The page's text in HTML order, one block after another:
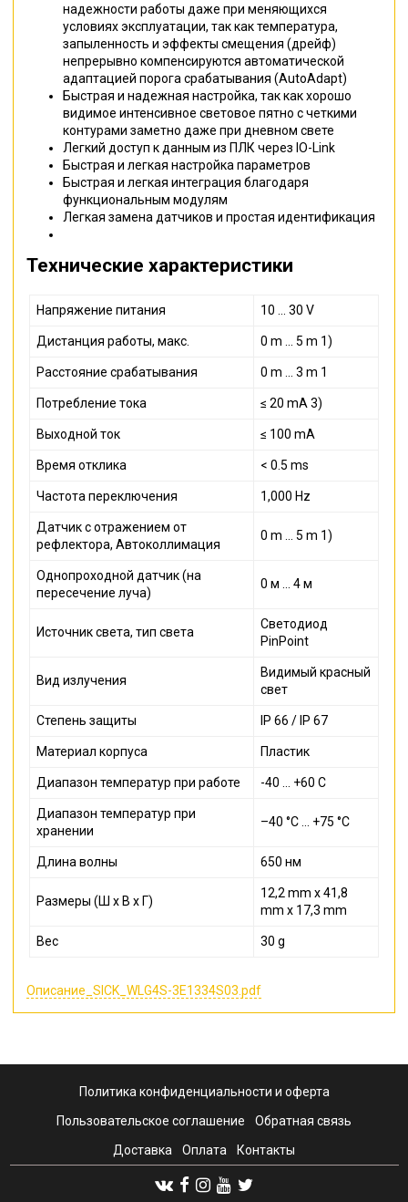
надежности работы даже при меняющихся
условиях эксплуатации, так как температура,
запыленность и эффекты смещения (дрейф)
непрерывно компенсируются автоматической
адаптацией порога срабатывания (AutoAdapt)
Быстрая и надежная настройка, так как хорошо
видимое интенсивное световое пятно с четкими
контурами заметно даже при дневном свете
Легкий доступ к данным из ПЛК через IO-Link
Быстрая и легкая настройка параметров
Быстрая и легкая интеграция благодаря
функциональным модулям
Легкая замена датчиков и простая идентификация
Технические характеристики
Напряжение питания 10 ... 30 V
Дистанция работы, макс. 0 m ... 5 m 1)
Расстояние срабатывания 0 m ... 3 m 1
Потребление тока ≤ 20 mA 3)
Выходной ток ≤ 100 mA
Время отклика < 0.5 ms
Частота переключения 1,000 Hz
Датчик с отражением от
рефлектора, Автоколлимация
0 m ... 5 m 1)
Однопроходной датчик (на
пересечение луча)
0 м ... 4 м
Источник света, тип света
Светодиод
PinPoint
Вид излучения
Видимый красный
свет
Степень защиты IP 66 / IP 67
Материал корпуса Пластик
Диапазон температур при работе -40 ... +60 С
Диапазон температур при
хранении
–40 °C ... +75 °C
Длина волны 650 нм
Размеры (Ш x В x Г)
12,2 mm x 41,8
mm x 17,3 mm
Вес 30 g
Описание_SICK_WLG4S-3E1334S03.pdf
Политика конфиденциальности и оферта
Пользовательское соглашение Обратная связь
Доставка Оплата Контакты